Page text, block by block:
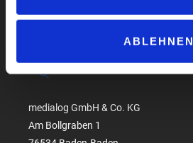
ABLEHNEN
Suchen
medialog GmbH & Co. KG
Am Bollgraben 1